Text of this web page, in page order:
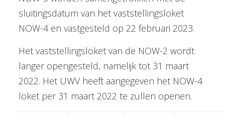
sluitingsdatum van het vaststellingsloket
NOW-4 en vastgesteld op 22 februari 2023.
Het vaststellingsloket van de NOW-2 wordt
langer opengesteld, namelijk tot 31 maart
2022. Het UWV heeft aangegeven het NOW-4
loket per 31 maart 2022 te zullen openen.